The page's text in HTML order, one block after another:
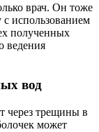
врач. Он тоже
использованием
полученных
ведения
вод
через трещины в
может